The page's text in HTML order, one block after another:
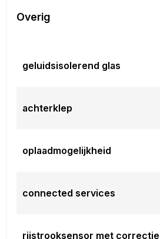
Overig
geluidsisolerend glas
achterklep
oplaadmogelijkheid
connected services
rijstrooksensor met correctie